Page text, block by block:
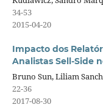
34-53
2015-04-20
Impacto dos
Analistas Sell-Side
Bruno Sun, Liliam
22-36
2017-08-30